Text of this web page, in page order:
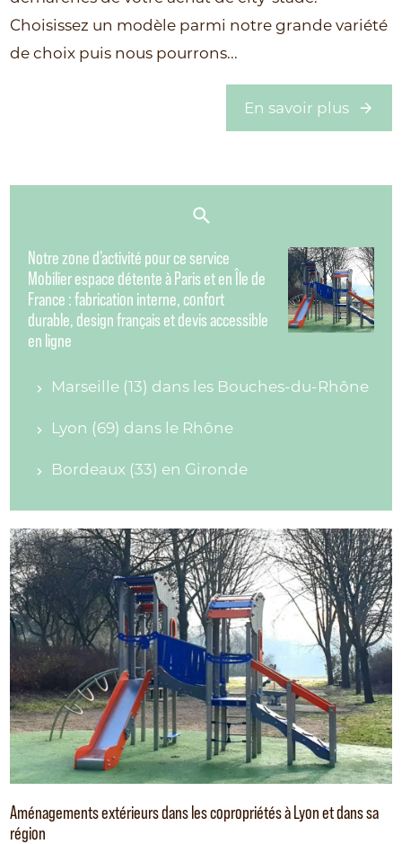
Choisissez un modèle parmi notre grande variété
de choix puis nous pourrons...
En savoir plus
Notre zone d'activité pour ce service
Mobilier espace détente à Paris et en Île de
France : fabrication interne, confort
durable, design français et devis accessible
en ligne
Marseille (13) dans les Bouches-du-Rhône
Lyon (69) dans le Rhône
Bordeaux (33) en Gironde
Aménagements extérieurs dans les copropriétés à Lyon et dans sa
région